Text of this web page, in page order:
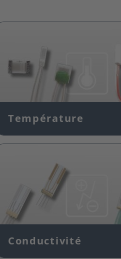
Température
Conductivité